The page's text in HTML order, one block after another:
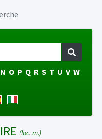
N O P Q R S T U V W
(loc. m.)